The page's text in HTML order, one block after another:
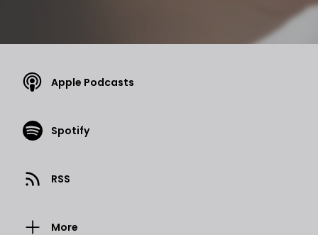
Apple Podcasts
Spotify
RSS
More